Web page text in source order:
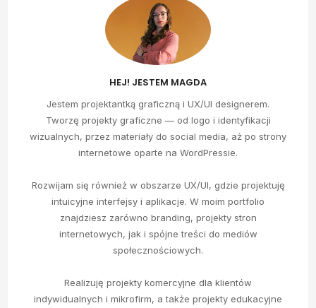
HEJ! JESTEM MAGDA
Jestem projektantką graficzną i UX/UI designerem.
Tworzę projekty graficzne — od logo i identyfikacji
wizualnych, przez materiały do social media, aż po strony
internetowe oparte na WordPressie.
Rozwijam się również w obszarze UX/UI, gdzie projektuję
intuicyjne interfejsy i aplikacje. W moim portfolio
znajdziesz zarówno branding, projekty stron
internetowych, jak i spójne treści do mediów
społecznościowych.
Realizuję projekty komercyjne dla klientów
indywidualnych i mikrofirm, a także projekty edukacyjne